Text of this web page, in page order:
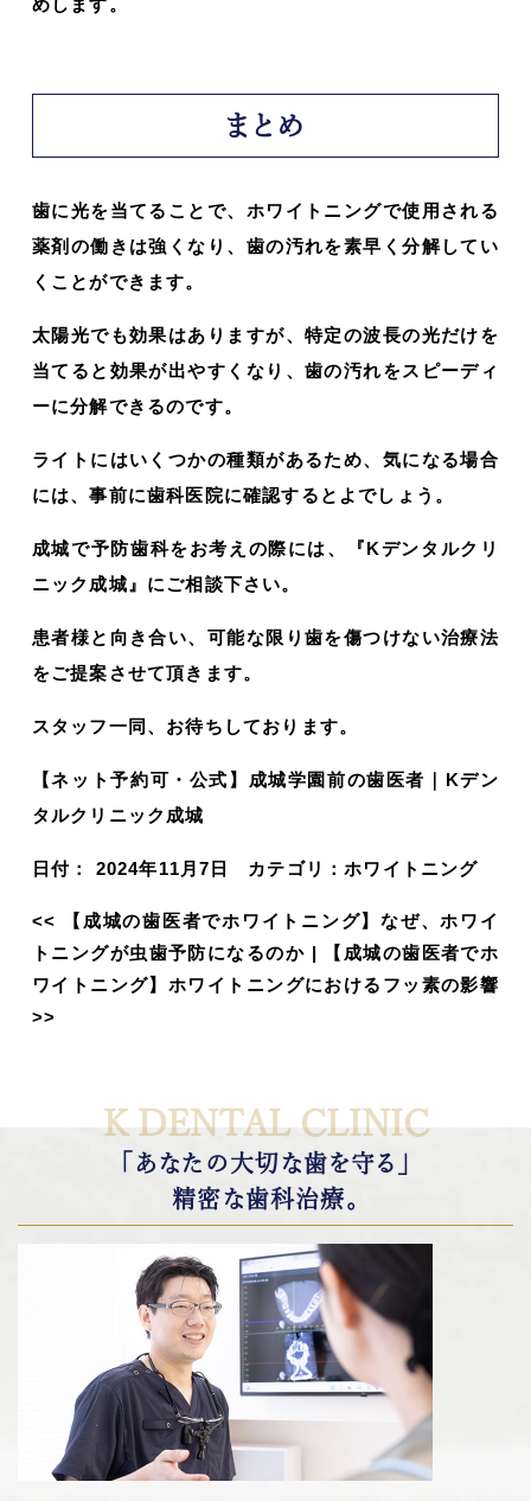
めします。
まとめ
歯に光を当てることで、ホワイトニングで使用される
薬剤の働きは強くなり、歯の汚れを素早く分解してい
くことができます。
太陽光でも効果はありますが、特定の波長の光だけを
当てると効果が出やすくなり、歯の汚れをスピーディ
ーに分解できるのです。
ライトにはいくつかの種類があるため、気になる場合
には、事前に歯科医院に確認するとよでしょう。
成城で予防歯科をお考えの際には、『Kデンタルクリ
ニック成城』にご相談下さい。
患者様と向き合い、可能な限り歯を傷つけない治療法
をご提案させて頂きます。
スタッフ一同、お待ちしております。
【ネット予約可・公式】成城学園前の歯医者｜Kデン
タルクリニック成城
日付： 2024年11月7日 カテゴリ：ホワイトニング
<< 【成城の歯医者でホワイトニング】なぜ、ホワイ
トニングが虫歯予防になるのか
【成城の歯医者でホ
ワイトニング】ホワイトニングにおけるフッ素の影響
>>
K DENTAL CLINIC
「あなたの大切な歯を守る」
精密な歯科治療。